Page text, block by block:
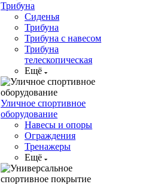
Трибуна
Сиденья
Трибуна
Трибуна с навесом
Трибуна
телескопическая
Ещё
Уличное спортивное
оборудование
Навесы и опоры
Ограждения
Тренажеры
Ещё